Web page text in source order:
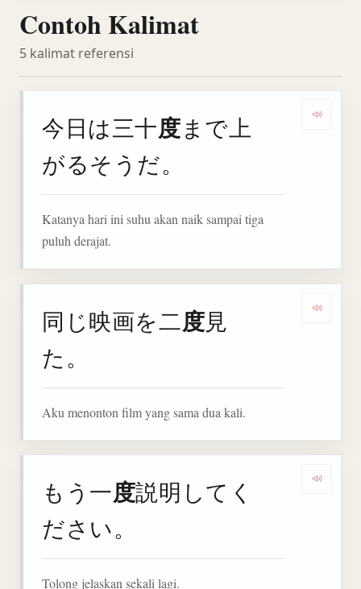
Contoh Kalimat
5 kalimat referensi
今日は三十度まで上
がるそうだ。
Katanya hari ini suhu akan naik sampai tiga
puluh derajat.
同じ映画を二度見
た。
Aku menonton film yang sama dua kali.
もう一度説明してく
ださい。
Tolong jelaskan sekali lagi.